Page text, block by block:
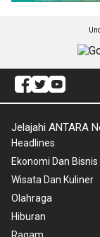
Jelajahi ANTARA
Headlines
Ekonomi Dan Bisnis
Wisata Dan Kuliner
Olahraga
Hiburan